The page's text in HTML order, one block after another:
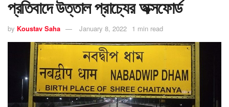
প্রতিবাদে উত্তাল প্রাচ্যের অক্সফোর্ড
by Koustav Saha January 8, 2022 1 min read